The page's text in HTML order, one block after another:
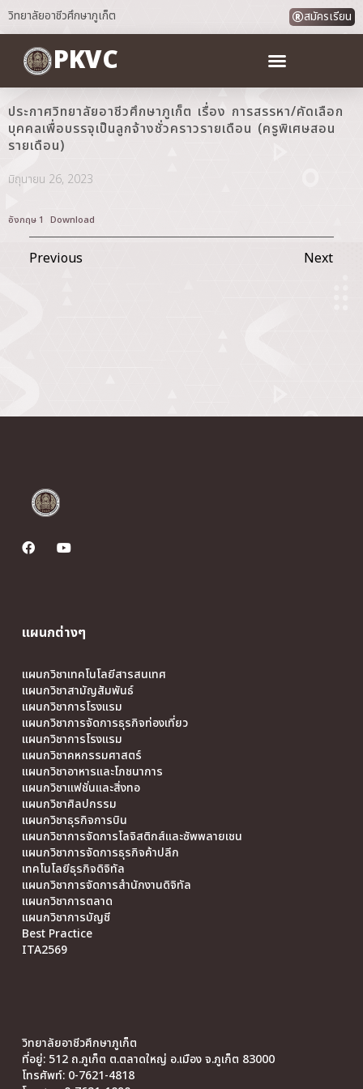
วิทยาลัยอาชีวศึกษาภูเก็ต สมัครเรียน
PKVC
ประกาศวิทยาลัยอาชีวศึกษาภูเก็ต เรื่อง การสรรหา/คัดเลือก
บุคคลเพื่อบรรจุเป็นลูกจ้างชั่วคราวรายเดือน (ครูพิเศษสอน
รายเดือน)
มิถุนายน 26, 2023
อังกฤษ 1 Download
Previous Next
แผนกต่างๆ
แผนกวิชาเทคโนโลยีสารสนเทศ
แผนกวิชาสามัญสัมพันธ์
แผนกวิชาการโรงแรม
แผนกวิชาการจัดการธุรกิจท่องเที่ยว
แผนกวิชาการโรงแรม
แผนกวิชาคหกรรมศาสตร์
แผนกวิชาอาหารและโภชนาการ
แผนกวิชาแฟชั่นและสิ่งทอ
แผนกวิชาศิลปกรรม
แผนกวิชาธุรกิจการบิน
แผนกวิชาการจัดการโลจิสติกส์และซัพพลายเชน
แผนกวิชาการจัดการธุรกิจค้าปลีก
เทคโนโลยีธุรกิจดิจิทัล
แผนกวิชาการจัดการสำนักงานดิจิทัล
แผนกวิชาการตลาด
แผนกวิชาการบัญชี
Best Practice
ITA2569
วิทยาลัยอาชีวศึกษาภูเก็ต
ที่อยู่: 512 ถ.ภูเก็ต ต.ตลาดใหญ่ อ.เมือง จ.ภูเก็ต 83000
โทรศัพท์: 0-7621-4818